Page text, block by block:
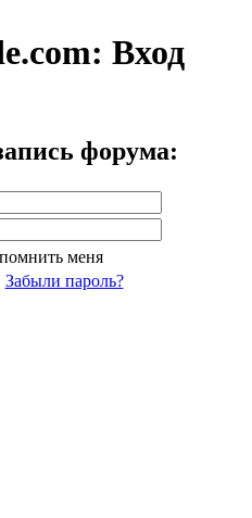
Вход
форума:
меня
Забыли пароль?